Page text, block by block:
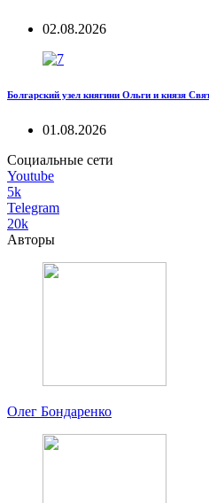
02.08.2026
Болгарский узел княгини Ольги и князя
01.08.2026
Социальные сети
Youtube
5k
Telegram
20k
Авторы
Олег Бондаренко